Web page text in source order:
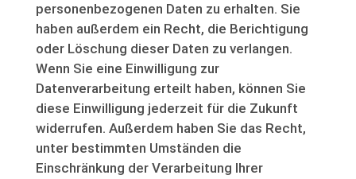
personenbezogenen Daten zu erhalten. Sie
haben außerdem ein Recht, die Berichtigung
oder Löschung dieser Daten zu verlangen.
Wenn Sie eine Einwilligung zur
Datenverarbeitung erteilt haben, können Sie
diese Einwilligung jederzeit für die Zukunft
widerrufen. Außerdem haben Sie das Recht,
unter bestimmten Umständen die
Einschränkung der Verarbeitung Ihrer